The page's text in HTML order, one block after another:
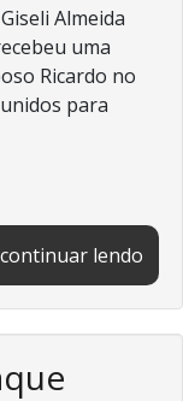
Almeida
uma
Ricardo no
para
lendo